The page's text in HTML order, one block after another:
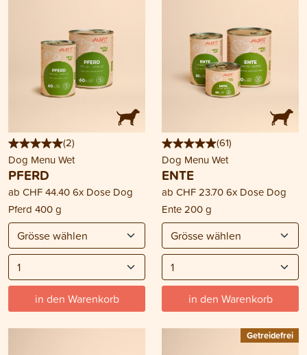
(2)
Dog Menu Wet
PFERD
ab CHF 44.406x Dose Dog
Pferd 400 g
in den Warenkorb
(61)
Dog Menu Wet
ENTE
ab CHF 23.706x Dose Dog
Ente 200 g
in den Warenkorb
Getreidefrei